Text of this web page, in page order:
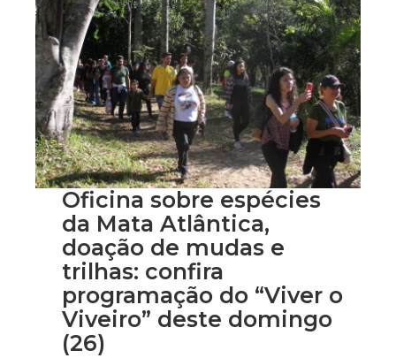
Oficina sobre espécies
da Mata Atlântica,
doação de mudas e
trilhas: confira
programação do “Viver o
Viveiro” deste domingo
(26)